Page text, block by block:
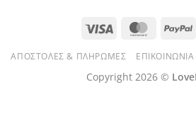
να
Visa
ΑΠΟΣΤΟΛΈΣ & ΠΛΗΡΩΜΈΣ ΕΠΙΚΟΙΝΩΝΊΑ
Copyright 2026 ©